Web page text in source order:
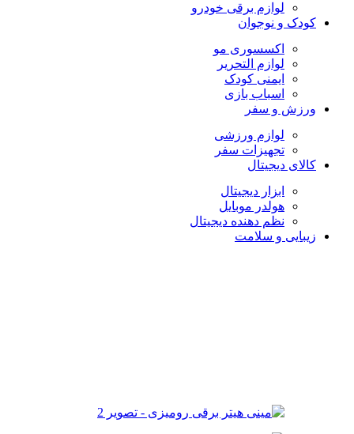
لوازم برقی خودرو
کودک و نوجوان
اکسسوری مو
لوازم التحریر
ایمنی کودک
اسباب بازی
ورزش و سفر
لوازم ورزشی
تجهیزات سفر
کالای دیجیتال
ابزار دیجیتال
هولدر موبایل
نظم دهنده دیجیتال
زیبایی و سلامت